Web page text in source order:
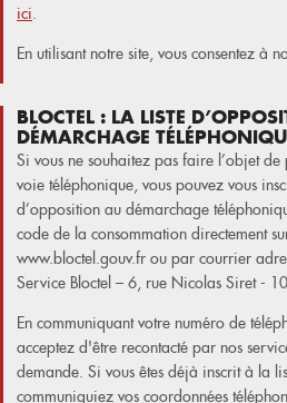
ici.
En utilisant notre site, vous consentez à
BLOCTEL : LA LISTE
DÉMARCHAGE
Si vous ne souhaitez pas faire l’objet
voie téléphonique, vous pouvez vous
d’opposition au démarchage
code de la consommation directement
www.bloctel.gouv.fr ou par courrier
Service Bloctel – 6, rue Nicolas Siret -
En communiquant votre numéro de
acceptez d'être recontacté par nos
demande. Si vous êtes déjà inscrit à la
communiquiez vos coordonnées